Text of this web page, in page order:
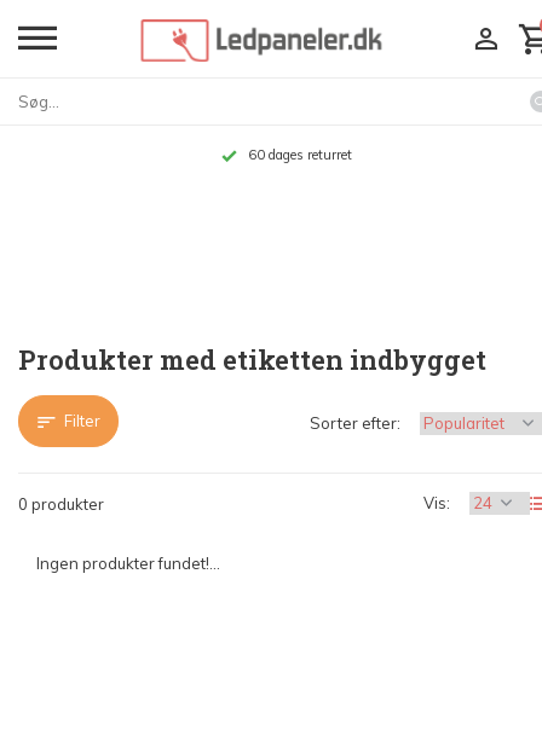
60 dages returret
Produkter med etiketten indbygget
Filter
0 produkter Vis:
Sorter efter:
Ingen produkter fundet!...